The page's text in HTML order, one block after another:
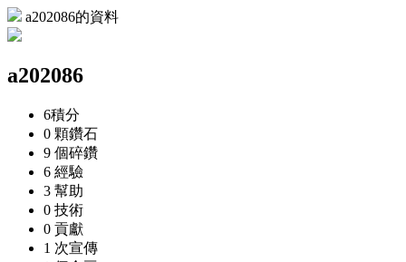
a202086的資料
a202086
6積分
0 顆鑽石
9 個碎鑽
6 經驗
3 幫助
0 技術
0 貢獻
1 次宣傳